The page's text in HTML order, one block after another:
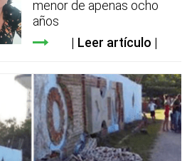
menor de apenas ocho
años
Leer artículo